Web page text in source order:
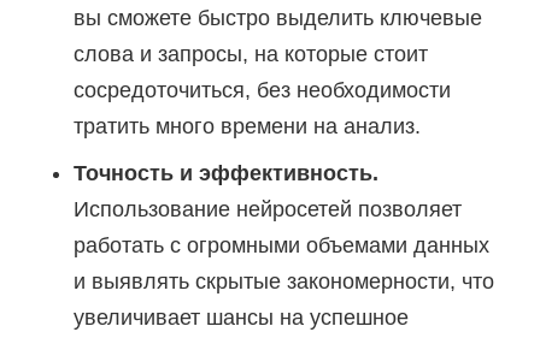
вы сможете быстро выделить ключевые
слова и запросы, на которые стоит
сосредоточиться, без необходимости
тратить много времени на анализ.
Точность и эффективность.
Использование нейросетей позволяет
работать с огромными объемами данных
и выявлять скрытые закономерности, что
увеличивает шансы на успешное